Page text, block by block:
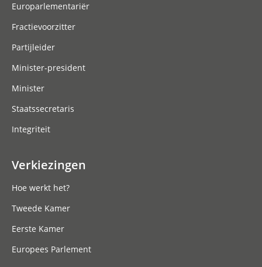
Europarlementariër
Fractievoorzitter
Partijleider
Minister-president
Minister
Staatssecretaris
Integriteit
Verkiezingen
Hoe werkt het?
Tweede Kamer
Eerste Kamer
Europees Parlement